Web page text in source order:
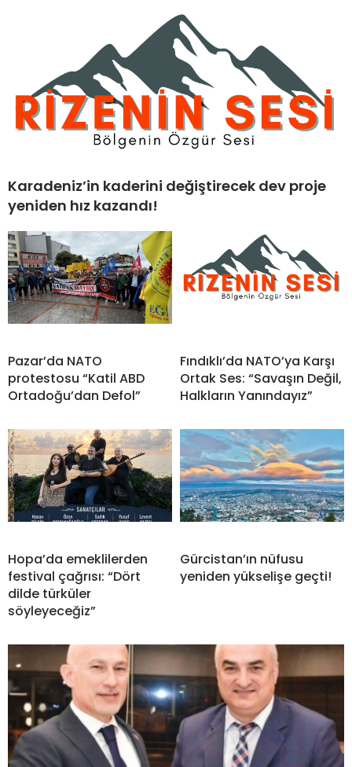
Karadeniz’in kaderini değiştirecek dev proje
yeniden hız kazandı!
Pazar’da NATO
protestosu “Katil ABD
Ortadoğu’dan Defol”
Fındıklı’da NATO’ya Karşı
Ortak Ses: “Savaşın Değil,
Halkların Yanındayız”
Hopa’da emeklilerden
festival çağrısı: “Dört
dilde türküler
söyleyeceğiz”
Gürcistan’ın nüfusu
yeniden yükselişe geçti!